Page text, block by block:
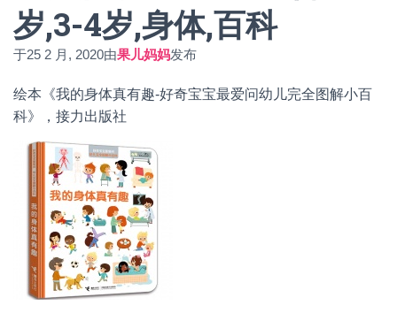
岁,3-4岁,身体,百科
于25 2 月, 2020由果儿妈妈发布
绘本《我的身体真有趣-好奇宝宝最爱问幼儿完全图解小百
科》，接力出版社